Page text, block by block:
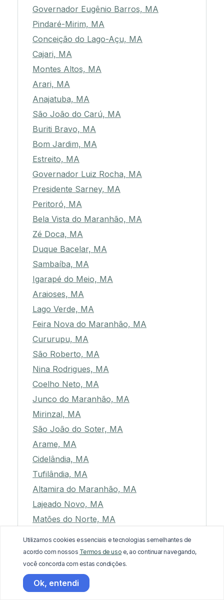
Governador Eugênio Barros, MA
Pindaré-Mirim, MA
Conceição do Lago-Açu, MA
Cajari, MA
Montes Altos, MA
Arari, MA
Anajatuba, MA
São João do Carú, MA
Buriti Bravo, MA
Bom Jardim, MA
Estreito, MA
Governador Luiz Rocha, MA
Presidente Sarney, MA
Peritoró, MA
Bela Vista do Maranhão, MA
Zé Doca, MA
Duque Bacelar, MA
Sambaíba, MA
Igarapé do Meio, MA
Araioses, MA
Lago Verde, MA
Feira Nova do Maranhão, MA
Cururupu, MA
São Roberto, MA
Nina Rodrigues, MA
Coelho Neto, MA
Junco do Maranhão, MA
Mirinzal, MA
São João do Soter, MA
Arame, MA
Cidelândia, MA
Tufilândia, MA
Altamira do Maranhão, MA
Lajeado Novo, MA
Matões do Norte, MA
Axixá, MA
Satubinha, MA
Turilândia, MA
Ribamar Fiquene, MA
Utilizamos cookies essenciais e tecnologias semelhantes de
acordo com nossos Termos de uso e, ao continuar navegando,
você concorda com estas condições.
Ok, entendi